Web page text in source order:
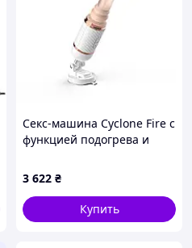
Секс-машина Cyclone Fire с
функцией подогрева и
управлением DUAI,
8604680 - 249
3 622 ₴
Купить